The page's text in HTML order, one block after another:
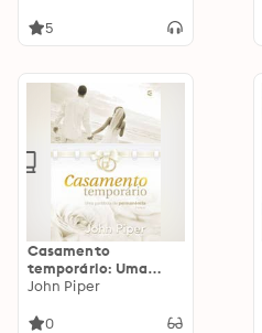
5
Casamento
temporário: Uma
parábola de
John Piper
0